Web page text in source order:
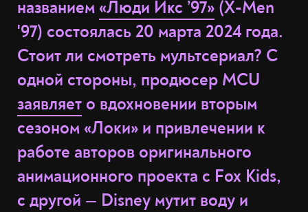
названием«Люди Икс ’97» (X-Men
'97) состоялась 20 марта 2024 года.
Стоит ли смотреть мультсериал? С
одной стороны, продюсер MCU
заявляет о вдохновении вторым
сезоном «Локи» и привлечении к
работе авторов оригинального
анимационного проекта с Fox Kids,
с другой — Disney мутит воду и